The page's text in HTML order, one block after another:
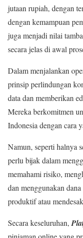
jutaan rupiah, dengan
dengan kemampuan
juga menjadi nilai
secara jelas di awal
Dalam menjalankan
prinsip perlindungan
data dan memberikan
Mereka berkomitmen
Indonesia dengan cara
Namun, seperti halnya
perlu bijak dalam
memahami risiko,
dan menggunakan
produktif atau
Secara keseluruhan,